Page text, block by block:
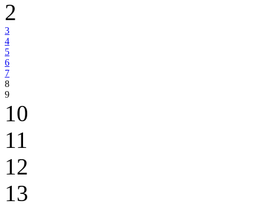
2
3
4
5
6
7
8
9
10
11
12
13